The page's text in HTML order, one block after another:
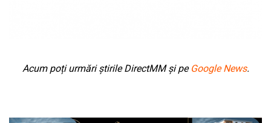
Acum poți urmări știrile DirectMM și pe Google News.